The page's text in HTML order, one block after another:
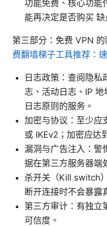
功能免费、核心功能
能再决定是否购买
第三部分：免费 VPN
费翻墙梯子工具推荐：
日志政策：查阅隐私
志、活动日志、IP
日志原则的服务。
加密与协议：至少应
或 IKEv2；加密应达
漏洞与广告注入：警
据在第三方服务器端
杀开关（Kill switch
断开连接时不会暴露
第三方审计：有独立
可信度。